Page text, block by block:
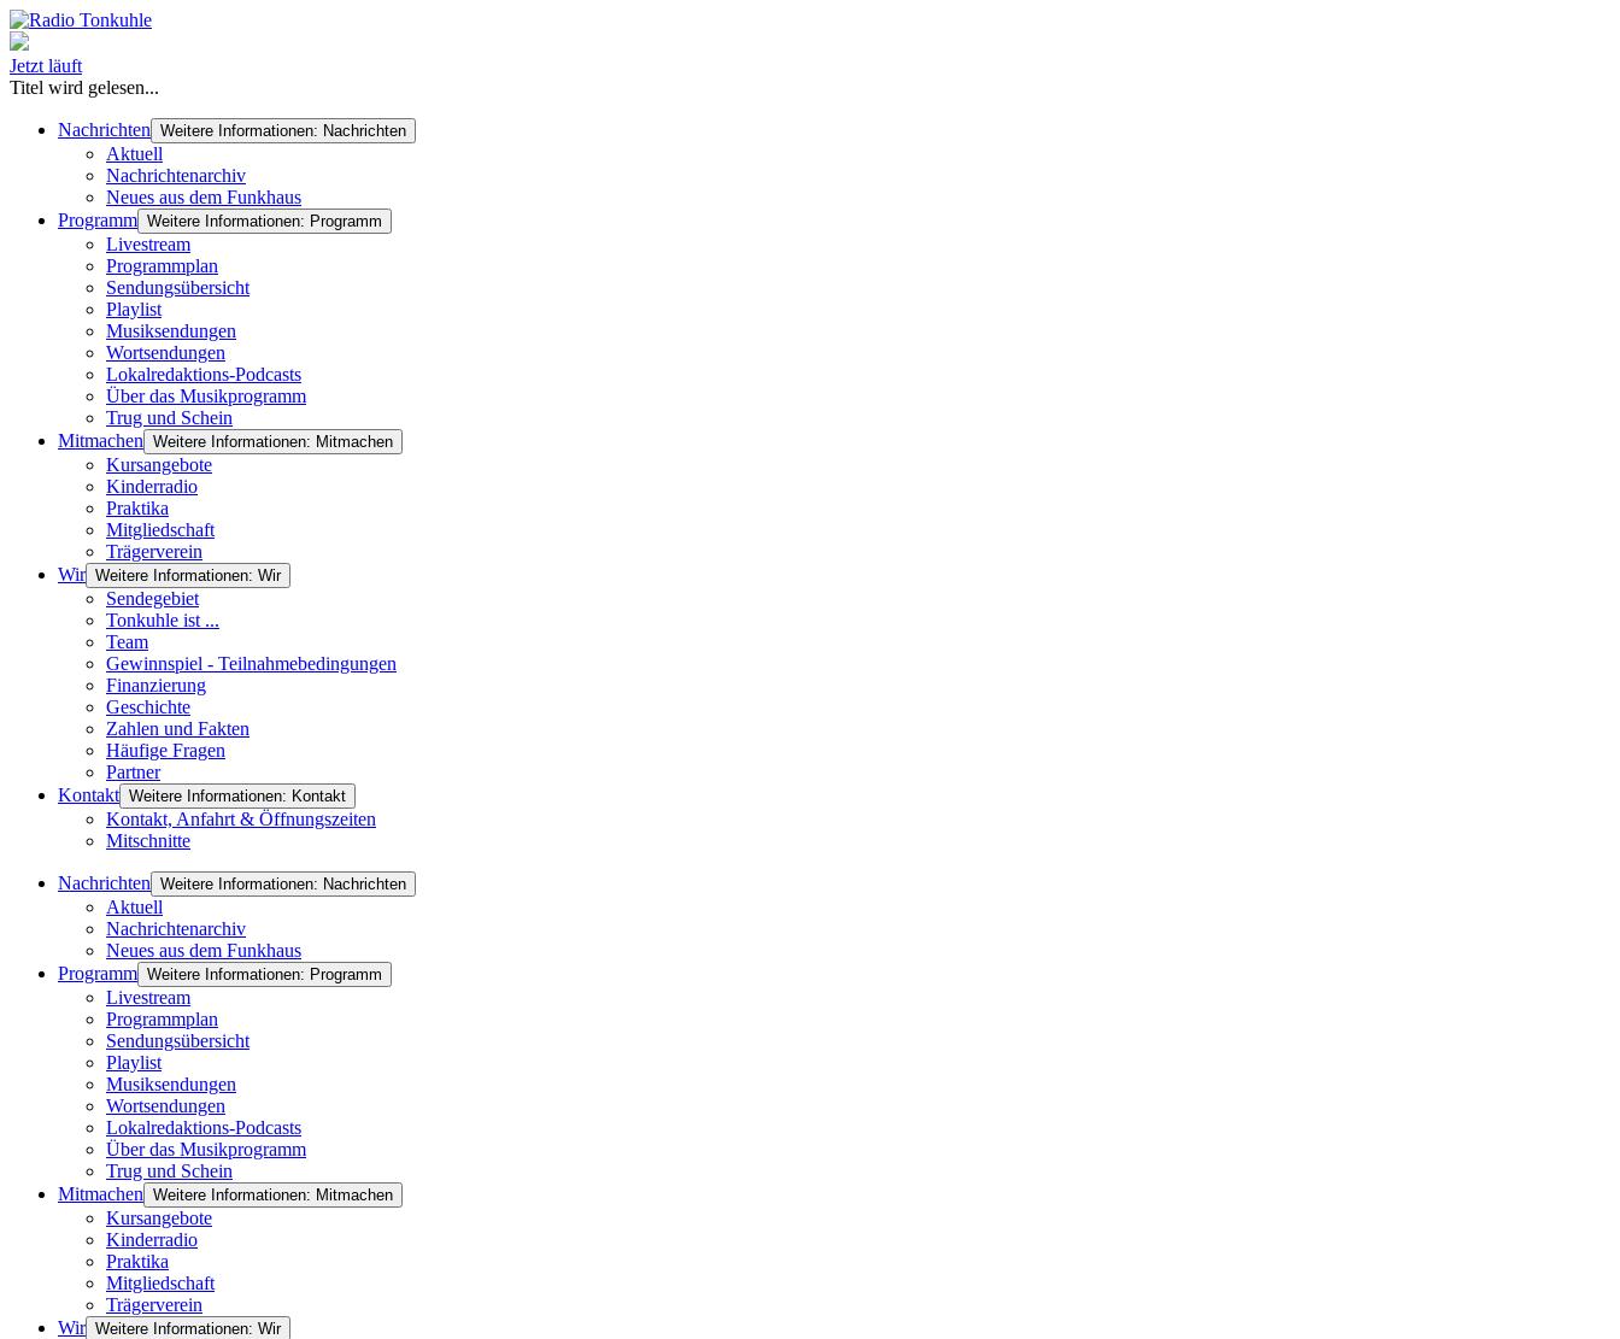
Jetzt läuft
Titel wird gelesen...
Nachrichten Weitere Informationen: Nachrichten
Aktuell
Nachrichtenarchiv
Neues aus dem Funkhaus
Programm Weitere Informationen: Programm
Livestream
Programmplan
Sendungsübersicht
Playlist
Musiksendungen
Wortsendungen
Lokalredaktions-Podcasts
Über das Musikprogramm
Trug und Schein
Mitmachen Weitere Informationen: Mitmachen
Kursangebote
Kinderradio
Praktika
Mitgliedschaft
Trägerverein
Wir Weitere Informationen: Wir
Sendegebiet
Tonkuhle ist ...
Team
Gewinnspiel - Teilnahmebedingungen
Finanzierung
Geschichte
Zahlen und Fakten
Häufige Fragen
Partner
Kontakt Weitere Informationen: Kontakt
Kontakt, Anfahrt & Öffnungszeiten
Mitschnitte
Nachrichten Weitere Informationen: Nachrichten
Aktuell
Nachrichtenarchiv
Neues aus dem Funkhaus
Programm Weitere Informationen: Programm
Livestream
Programmplan
Sendungsübersicht
Playlist
Musiksendungen
Wortsendungen
Lokalredaktions-Podcasts
Über das Musikprogramm
Trug und Schein
Mitmachen Weitere Informationen: Mitmachen
Kursangebote
Kinderradio
Praktika
Mitgliedschaft
Trägerverein
Wir Weitere Informationen: Wir